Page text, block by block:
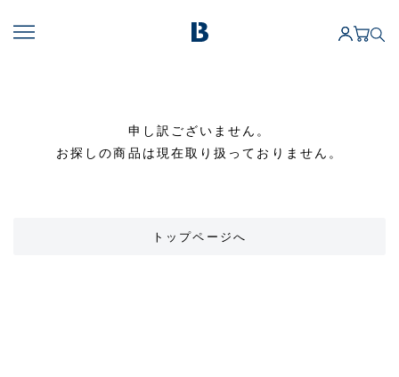
申し訳ございません。
お探しの商品は現在取り扱っておりません。
トップページへ